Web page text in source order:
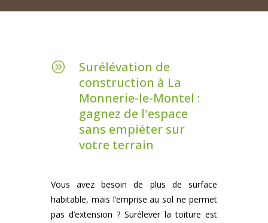
A
Surélévation de
construction à La
Monnerie-le-Montel :
gagnez de l'espace
sans empiéter sur
votre terrain
Vous avez besoin de plus de surface
habitable, mais l’emprise au sol ne permet
pas d’extension ? Surélever la toiture est